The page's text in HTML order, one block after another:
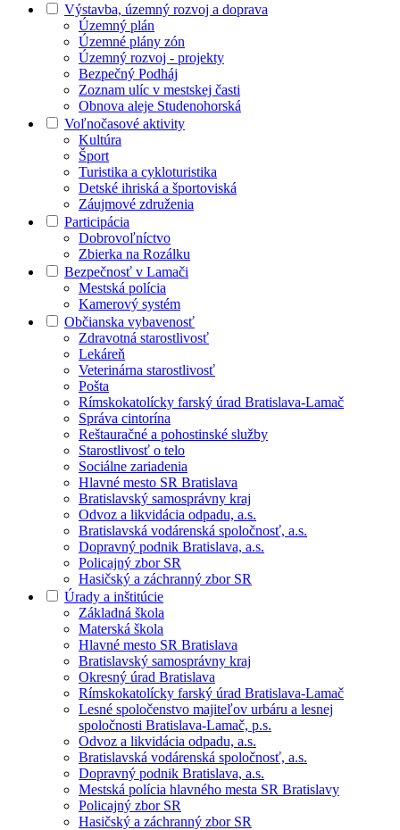
Výstavba, územný rozvoj a doprava
Územný plán
Územné plány zón
Územný rozvoj - projekty
Bezpečný Podháj
Zoznam ulíc v mestskej časti
Obnova aleje Studenohorská
Voľnočasové aktivity
Kultúra
Šport
Turistika a cykloturistika
Detské ihriská a športoviská
Záujmové združenia
Participácia
Dobrovoľníctvo
Zbierka na Rozálku
Bezpečnosť v Lamači
Mestská polícia
Kamerový systém
Občianska vybavenosť
Zdravotná starostlivosť
Lekáreň
Veterinárna starostlivosť
Pošta
Rímskokatolícky farský úrad Bratislava-Lamač
Správa cintorína
Reštauračné a pohostinské služby
Starostlivosť o telo
Sociálne zariadenia
Hlavné mesto SR Bratislava
Bratislavský samosprávny kraj
Odvoz a likvidácia odpadu, a.s.
Bratislavská vodárenská spoločnosť, a.s.
Dopravný podnik Bratislava, a.s.
Policajný zbor SR
Hasičský a záchranný zbor SR
Úrady a inštitúcie
Základná škola
Materská škola
Hlavné mesto SR Bratislava
Bratislavský samosprávny kraj
Okresný úrad Bratislava
Rímskokatolícky farský úrad Bratislava-Lamač
Lesné spoločenstvo majiteľov urbáru a lesnej
spoločnosti Bratislava-Lamač, p.s.
Odvoz a likvidácia odpadu, a.s.
Bratislavská vodárenská spoločnosť, a.s.
Dopravný podnik Bratislava, a.s.
Mestská polícia hlavného mesta SR Bratislavy
Policajný zbor SR
Hasičský a záchranný zbor SR